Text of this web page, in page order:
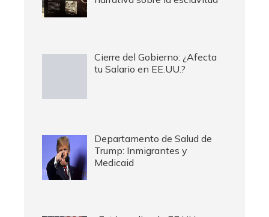
Cierre del Gobierno: ¿Afecta
tu Salario en EE.UU.?
Departamento de Salud de
Trump: Inmigrantes y
Medicaid